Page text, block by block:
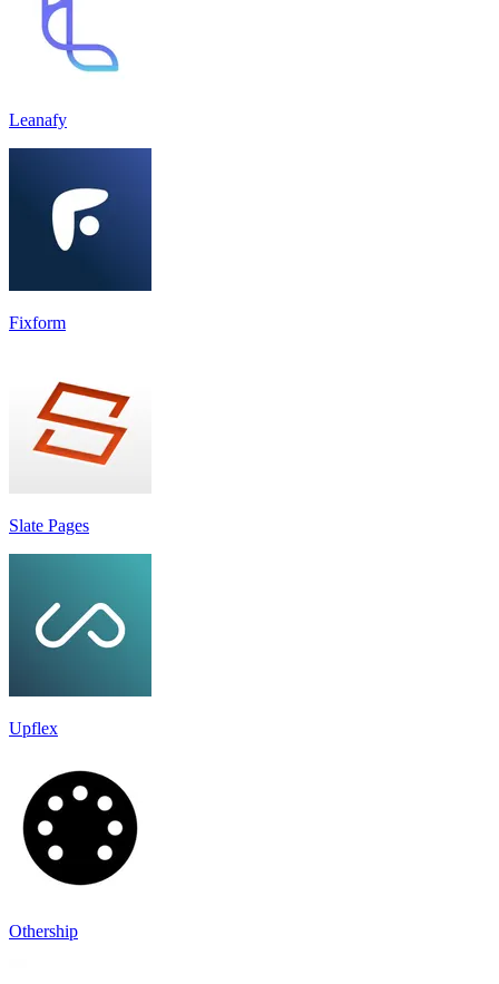
Leanafy
Fixform
Slate Pages
Upflex
Othership